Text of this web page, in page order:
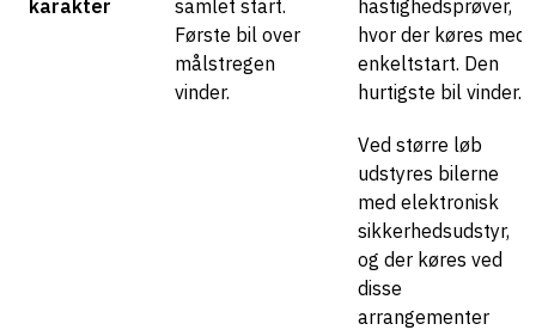
karakter
samlet start.
Første bil over
målstregen
vinder.
hastighedsprøver,
hvor der køres med
enkeltstart. Den
hurtigste bil vinder.
Ved større løb
udstyres bilerne
med elektronisk
sikkerhedsudstyr,
og der køres ved
disse
arrangementer